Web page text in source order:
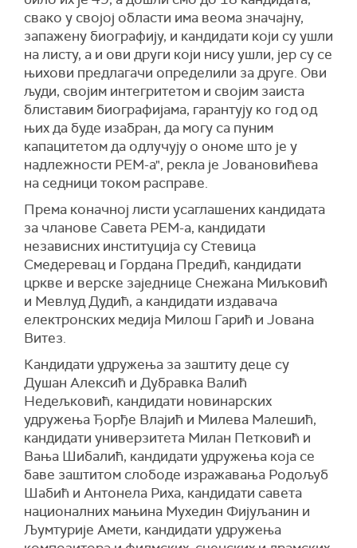
привреде Адријана Месаровић у Кини
потписала уговоре којима у Србију долази
кинеска фирма Гуан нан и отвара 3.000 радних
места.
Новаковић је оценио да избор Савета РЕМ-а
представља једну од најзначајнијих тема које
оптерећују политички живот у Србији и да од
избора РЕМ-а зависи цела медијска сцена
Србије, а од медијске сцене зависи, како је
рекао, политички живот у Србији.
Посланик Зелено-левог фронта Роберт Козма
оценио је да је власт избором посланице
Наташе Јовановић да образлаже кандидате за
Савет РЕМ-а показала да им није стало до
функционалног РЕМ-а, већ им је, како сматра,
стало до контроле над РЕМ-ом.
Посланик Странке слободе и правде Борко
Стефановић рекао је да ће та странка
подржати независне кандидате, и да је то
покушај да РЕМ има већину објективних и
нестраничких људи, али сматра да ће то бити
скоро немогуће, пошто је за председника
Савета РЕМ-а потребно шест чланова.
Он је оптужио власт да покушава да изабере,
како је рекао, крњи Савет РЕМ-а са осам
чланова, тако што се неће гласати за
кандидате националних мањина, и да такав
монополизације свих медија у Србији од
Српске напредне странке и да су, тврди, из
медија потпуно нестали критички гласови.
Како је рекао, у периоду од 2018. до 2020.
године, РЕМ је постао кључан у преузимању
свих медија од стране власти, а тврди и да РЕМ
не обавља ни минимални медијски надзор над
медијским плурализмом током избора.
"У тренутку друштвене кризе, РЕМ може, са
становишта својих законских овлашћења, бити
један од кључних механизама за поновно
успостављање друштвене стабилности,
решавање друштвене кризе, а потпуним
усклађивањем рада електронских медија са
уставом и медијским законима", указао је
Шкријељ.
свако у својој области има веома значајну,
запажену биографију, и кандидати који су ушли
на листу, а и ови други који нису ушли, јер су се
њихови предлагачи определили за друге. Ови
људи, својим интегритетом и својим заиста
блиставим биографијама, гарантују ко год од
њих да буде изабран, да могу са пуним
капацитетом да одлучују о ономе што је у
надлежности РЕМ-а", рекла је Јовановићева
на седници током расправе.
Према коначној листи усаглашених кандидата
за чланове Савета РЕМ-а, кандидати
независних институција су Стевица
Смедеревац и Гордана Предић, кандидати
цркве и верске заједнице Снежана Миљковић
и Мевлуд Дудић, а кандидати издавача
електронских медија Милош Гарић и Јована
Витез.
Кандидати удружења за заштиту деце су
Душан Алексић и Дубравка Валић
Недељковић, кандидати новинарских
удружења Ђорђе Влајић и Милева Малешић,
кандидати универзитета Милан Петковић и
Вања Шибалић, кандидати удружења која се
баве заштитом слободе изражавања Родољуб
Шабић и Антонела Риха, кандидати савета
националних мањина Мухедин Фијуљанин и
Љумтурије Амети, кандидати удружења